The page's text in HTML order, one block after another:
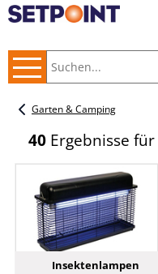
Garten & Camping
40Ergebnisse für
Insektenlampen